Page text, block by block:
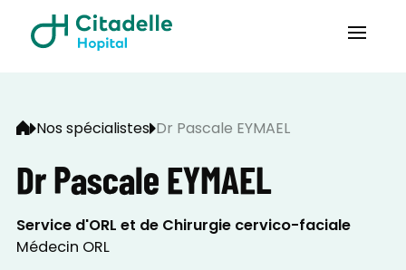
Nos spécialistes Dr Pascale EYMAEL
Dr Pascale EYMAEL
Service d'ORL et de Chirurgie cervico-faciale
Médecin ORL